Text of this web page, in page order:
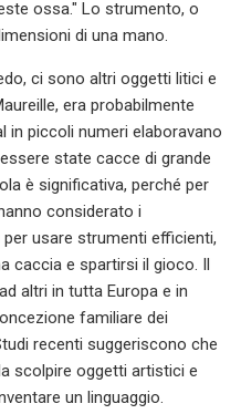
ossa." Lo strumento, o
di una mano.
ci sono altri oggetti litici e
era probabilmente
in piccoli numeri elaboravano
state cacce di grande
è significativa, perché per
considerato i
usare strumenti efficienti,
caccia e spartirsi il gioco. Il
altri in tutta Europa e in
familiare dei
recenti suggeriscono che
scolpire oggetti artistici e
un linguaggio.